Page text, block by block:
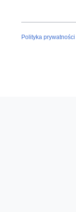
Polityka prywatności